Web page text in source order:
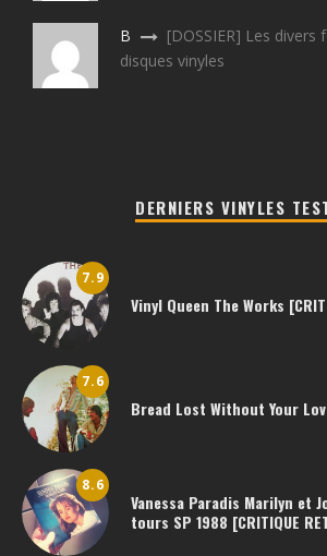
B
[DOSSIER] Les divers
disques vinyles
DERNIERS VINYLES
7.9
Vinyl Queen The Works
7.6
Bread Lost Without Your
8.6
Vanessa Paradis Marilyn et
tours SP 1988 [CRITIQUE